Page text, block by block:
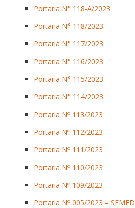
Portaria N° 118-A/2023
Portaria N° 118/2023
Portaria N° 117/2023
Portaria N° 116/2023
Portaria N° 115/2023
Portaria N° 114/2023
Portaria Nº 113/2023
Portaria Nº 112/2023
Portaria Nº 111/2023
Portaria Nº 110/2023
Portaria Nº 109/2023
Portaria Nº 005/2023 – SEMED